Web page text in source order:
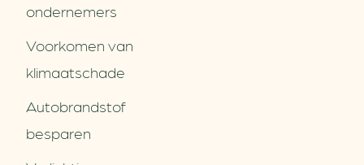
ondernemers
Voorkomen van
klimaatschade
Autobrandstof
besparen